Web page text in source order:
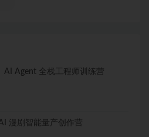
AI Agent 全栈工程师训练营
漫剧智能量产创作营